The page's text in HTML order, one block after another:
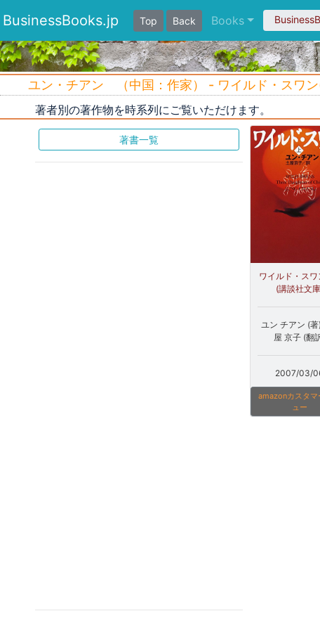
BusinessBooks.jp Top Back Books
ユン・チアン （中国：作家） - ワイルド・スワ
著者別の著作物を時系列にご覧いただけます。
著書一覧
ワイルド・スワ
(講談社文
ユン チアン (
屋 京子 (翻
2007/03/
amazonカスタマ
ュー